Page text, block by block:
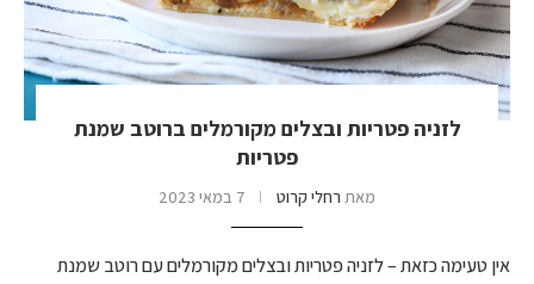
לזניה פטריות ובצלים מקורמלים ברוטב שמנת
פטריות
מאת רחלי קרוט 7 במאי 2023
אין טעימה כזאת – לזניה פטריות ובצלים מקורמלים עם רוטב שמנת